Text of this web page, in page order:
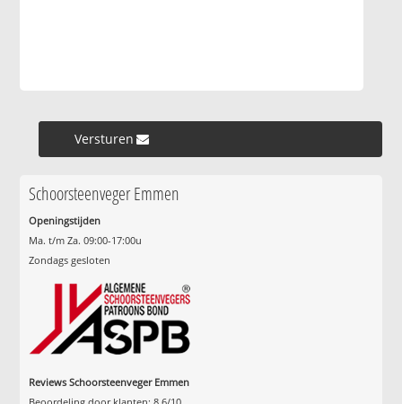
Versturen »
Schoorsteenveger Emmen
Openingstijden
Ma. t/m Za. 09:00-17:00u
Zondags gesloten
Reviews Schoorsteenveger Emmen